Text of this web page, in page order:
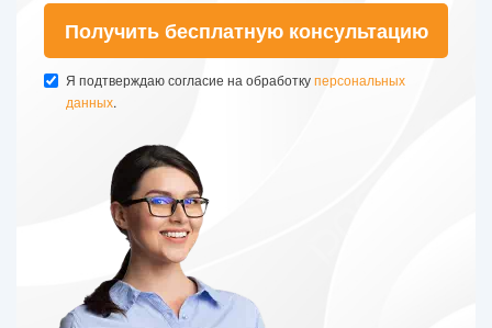
Получить бесплатную консультацию
Я подтверждаю согласие на обработкуперсональных
данных.